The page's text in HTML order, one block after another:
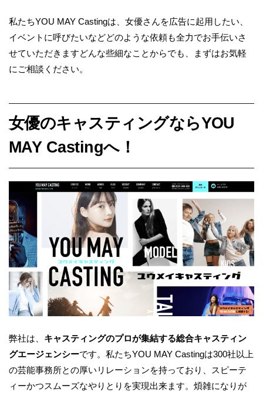
私たちYOU MAY Castingは、女優さんを広告に起用したい、
イベントに呼びたいなどどのような依頼も全力でお手伝いさ
せていただきますどんな些細なことからでも、まずはお気軽
にご相談ください。
女優のキャスティングならYOU
MAY Castingへ！
弊社は、 キャスティングのプロが集結する総合キャスティン
グエージェンシーです。私たちYOU MAY Castingは300社以上
の芸能事務所との厚いリレーションを持っており、スピーテ
ィーかつスムーズなやりとりを実現出来ます。煩雑になりが